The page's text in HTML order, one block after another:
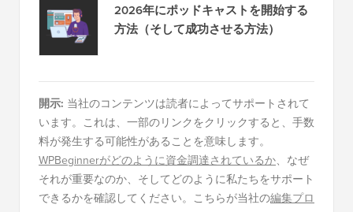
2026年にポッドキャストを開始する
方法（そして成功させる方法）
開示: 当社のコンテンツは読者によってサポートされて
います。これは、一部のリンクをクリックすると、手数
料が発生する可能性があることを意味します。
WPBeginnerがどのように資金調達されているか、なぜ
それが重要なのか、そしてどのように私たちをサポート
できるかを確認してください。こちらが当社の編集プロ